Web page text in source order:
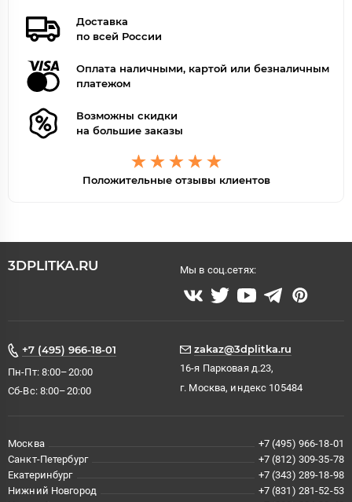
Доставка
по всей России
Оплата наличными, картой или безналичным
платежом
Возможны скидки
на большие заказы
Положительные отзывы клиентов
3DPLITKA.RU Мы в соц.сетях:
+7 (495) 966-18-01
Пн-Пт: 8:00–20:00
Сб-Вс: 8:00–20:00
zakaz@3dplitka.ru
16-я Парковая д.23,
г. Москва, индекс 105484
Москва
+7 (495) 966-18-01
Санкт-Петербург
+7 (812) 309-35-78
Екатеринбург
+7 (343) 289-18-98
Нижний Новгород
+7 (831) 281-52-53